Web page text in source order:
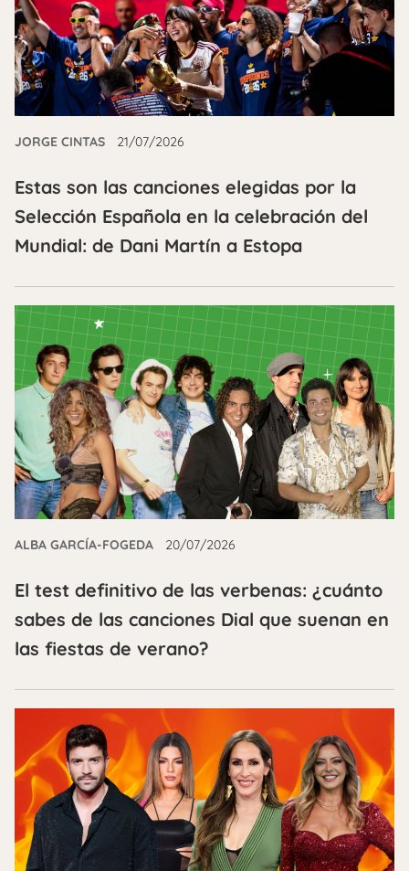
JORGE CINTAS 21/07/2026
Estas son las canciones elegidas por la
Selección Española en la celebración del
Mundial: de Dani Martín a Estopa
ALBA GARCÍA-FOGEDA 20/07/2026
El test definitivo de las verbenas: ¿cuánto
sabes de las canciones Dial que suenan en
las fiestas de verano?